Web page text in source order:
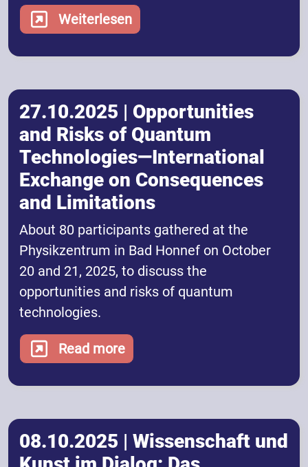
Weiterlesen
27.10.2025 | Opportunities
and Risks of Quantum
Technologies—International
Exchange on Consequences
and Limitations
About 80 participants gathered at the
Physikzentrum in Bad Honnef on October
20 and 21, 2025, to discuss the
opportunities and risks of quantum
technologies.
Read more
08.10.2025 | Wissenschaft und